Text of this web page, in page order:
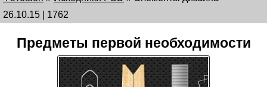
26.10.15 | 1762
Предметы первой необходимости